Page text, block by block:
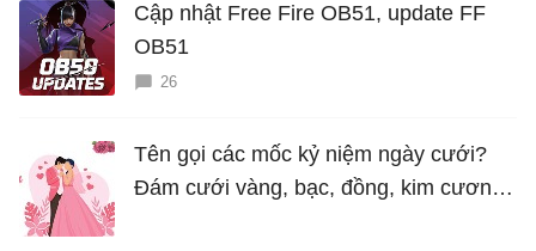
Cập nhật Free Fire OB51, update FF
OB51
26
Tên gọi các mốc kỷ niệm ngày cưới?
Đám cưới vàng, bạc, đồng, kim cương